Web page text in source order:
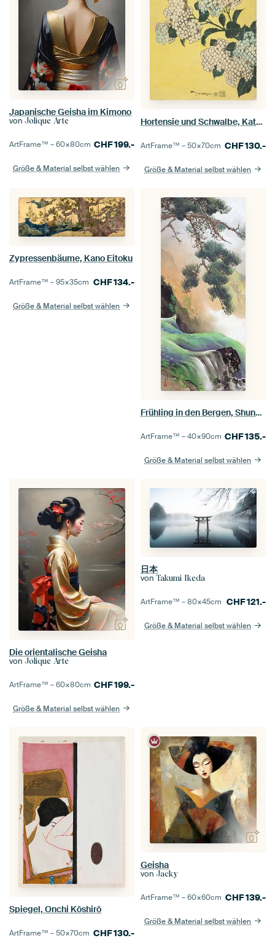
Japanische Geisha im Kimono
von Jolique Arte
ArtFrame™ –60×80cm CHF199.-
Größe & Material selbst wählen
Hortensie und Schwalbe, Katsushika Hokusai
ArtFrame™ –50×70cm CHF130.-
Größe & Material selbst wählen
Zypressenbäume, Kano Eitoku
ArtFrame™ –95×35cm CHF134.-
Größe & Material selbst wählen
Frühling in den Bergen, Shunkyo Yamamoto
ArtFrame™ –40×90cm CHF135.-
Größe & Material selbst wählen
Die orientalische Geisha
von Jolique Arte
ArtFrame™ –60×80cm CHF199.-
Größe & Material selbst wählen
日本
von Takumi Ikeda
ArtFrame™ –80×45cm CHF121.-
Größe & Material selbst wählen
Spiegel, Onchi Kōshirō
ArtFrame™ –50×70cm CHF130.-
Geisha
von Jacky
ArtFrame™ –60×60cm CHF139.-
Größe & Material selbst wählen